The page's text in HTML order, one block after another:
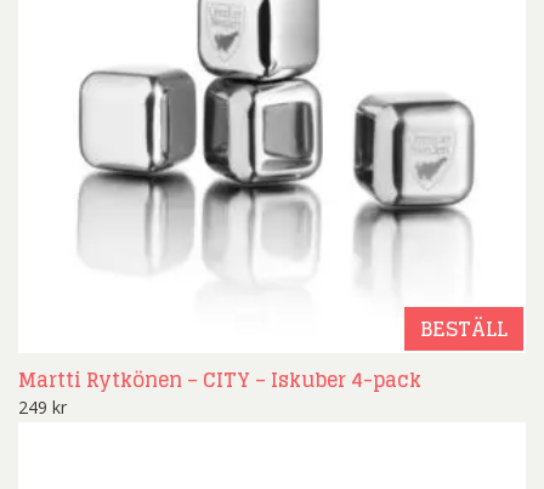
BESTÄLL
Martti Rytkönen – CITY – Iskuber 4-pack
249 kr